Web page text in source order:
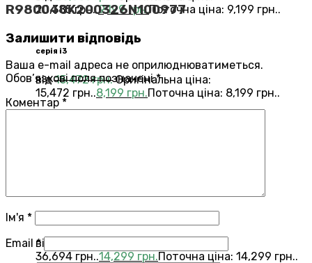
20,385 грн..9,199 грн.Поточна ціна: 9,199 грн..
серія i3
від15,472грн. Оригінальна ціна:
15,472 грн..8,199 грн.Поточна ціна: 8,199 грн..
від
36,694 грн..14,299 грн.Поточна ціна: 14,299 грн..
R980040K200326N100977
Залишити відповідь
Ваша e-mail адреса не оприлюднюватиметься.
Обов’язкові поля позначені*
Коментар *
Ім'я *
Email *